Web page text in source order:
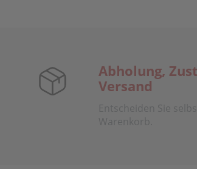
Abholung,
Versand
Entscheiden Sie
Warenkorb.